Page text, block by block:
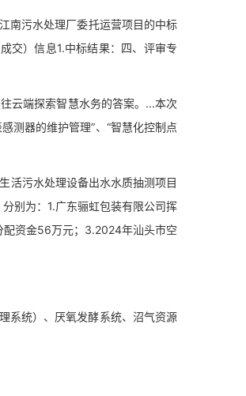
南污水处理厂委托运营项目的中标
交）信息1.中标结果：四、评审专
云端探索智慧水务的答案。...本次
测器的维护管理”、“智慧化控制点
污水处理设备出水水质抽测项目
别为：1.广东骊虹包装有限公司挥
配资金56万元；3.2024年汕头市空
系统）、厌氧发酵系统、沼气资源